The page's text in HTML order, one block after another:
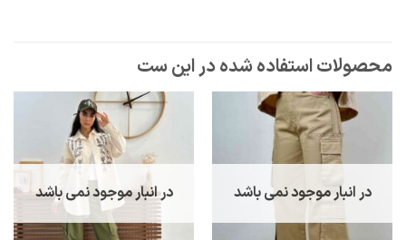
در انبار موجود نمی باشد در انبار موجود نمی باشد